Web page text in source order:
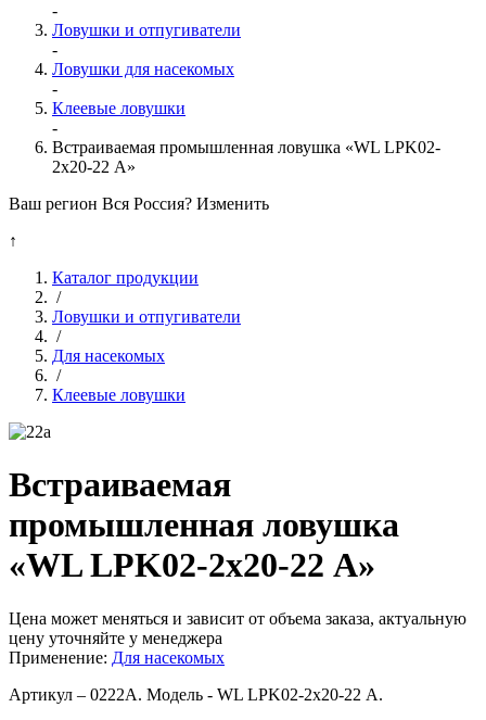
-
Ловушки и отпугиватели
-
Ловушки для насекомых
-
Клеевые ловушки
-
Встраиваемая промышленная ловушка «WL LPK02-
2x20-22 А»
Ваш регион Вся Россия? Изменить
↑
Каталог продукции
/
Ловушки и отпугиватели
/
Для насекомых
/
Клеевые ловушки
Встраиваемая
промышленная ловушка
«WL LPK02-2x20-22 А»
Цена может меняться и зависит от объема заказа, актуальную
цену уточняйте у менеджера
Применение: Для насекомых
Артикул – 0222А. Модель - WL LPK02-2x20-22 А.